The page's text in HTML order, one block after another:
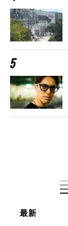
最新